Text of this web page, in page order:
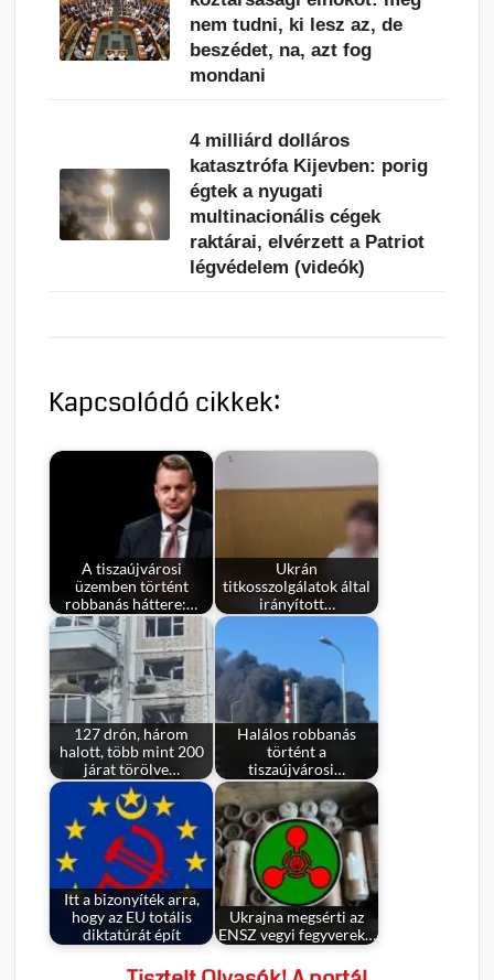
nem tudni, ki lesz az, de
beszédet, na, azt fog
mondani
4 milliárd dolláros
katasztrófa Kijevben: porig
égtek a nyugati
multinacionális cégek
raktárai, elvérzett a Patriot
légvédelem (videók)
Kapcsolódó cikkek:
A tiszaújvárosi
üzemben történt
robbanás háttere:…
Ukrán
titkosszolgálatok által
irányított…
127 drón, három
halott, több mint 200
járat törölve…
Halálos robbanás
történt a
tiszaújvárosi…
Itt a bizonyíték arra,
hogy az EU totális
diktatúrát épít
Ukrajna megsérti az
ENSZ vegyi fegyverek…